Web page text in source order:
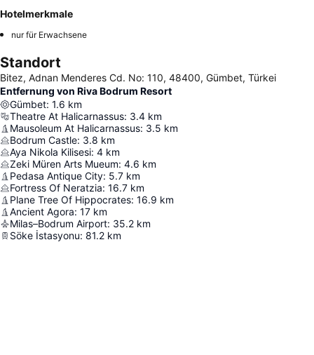
Hotelmerkmale
nur für Erwachsene
Standort
Bitez, Adnan Menderes Cd. No: 110, 48400, Gümbet, Türkei
Entfernung von Riva Bodrum Resort
Gümbet: 1.6 km
Theatre At Halicarnassus: 3.4 km
Mausoleum At Halicarnassus: 3.5 km
Bodrum Castle: 3.8 km
Aya Nikola Kilisesi: 4 km
Zeki Müren Arts Mueum: 4.6 km
Pedasa Antique City: 5.7 km
Fortress Of Neratzia: 16.7 km
Plane Tree Of Hippocrates: 16.9 km
Ancient Agora: 17 km
Milas–Bodrum Airport: 35.2 km
Söke İstasyonu: 81.2 km